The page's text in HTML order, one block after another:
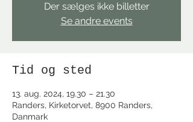
Der sælges ikke billetter
Se andre events
Tid og sted
13. aug. 2024, 19.30 – 21.30
Randers, Kirketorvet, 8900 Randers,
Danmark